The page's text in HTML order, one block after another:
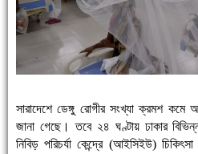
সারাদেশে ডেঙ্গু রোগীর সংখ্যা ক্রমশ
জানা গেছে। তবে ২৪ ঘণ্টায় ঢাকার
নিবিড় পরিচ‌র্যা কেন্দ্রে (আইসিইউ)